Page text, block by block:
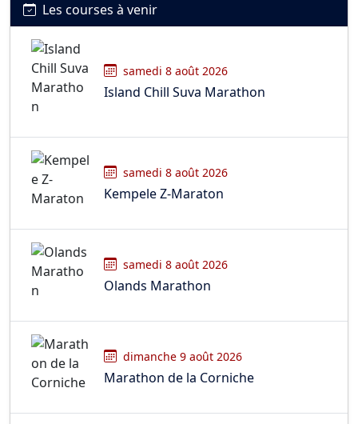
Les courses à venir
samedi 8 août 2026
Island Chill Suva Marathon
samedi 8 août 2026
Kempele Z-Maraton
samedi 8 août 2026
Olands Marathon
dimanche 9 août 2026
Marathon de la Corniche